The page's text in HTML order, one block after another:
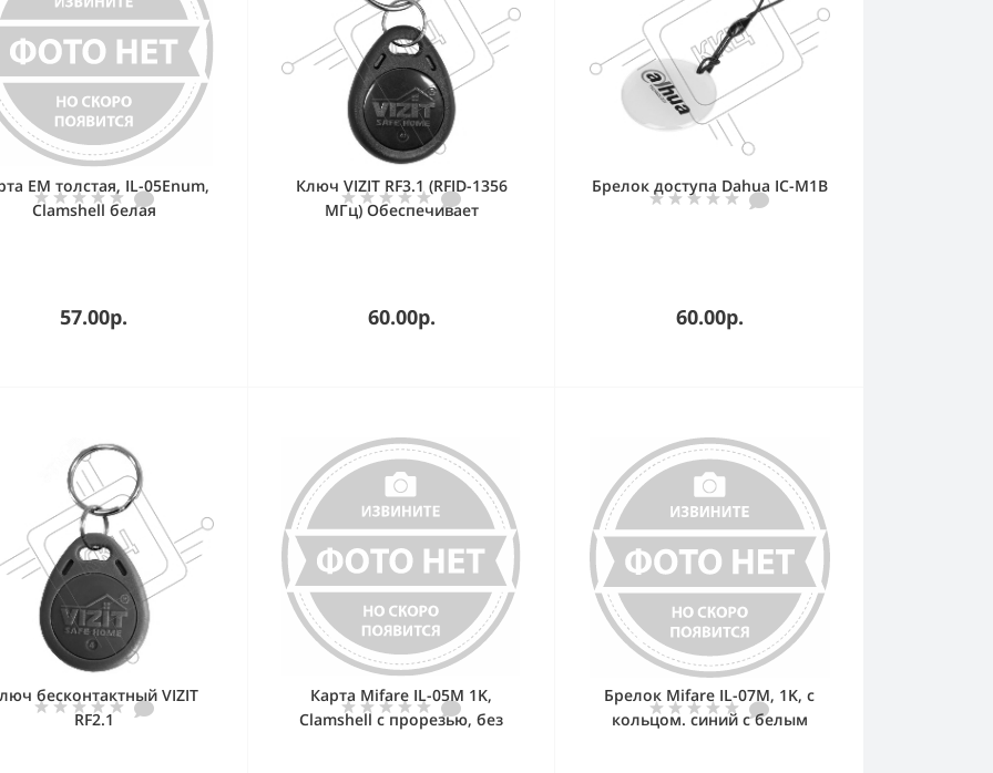
EM толстая, IL-05Enum,
Clamshell белая
57.00р.
Ключ VIZIT RF3.1 (RFID-1356
МГц) Обеспечивает
доступа
60.00р.
Брелок доступа Dahua IC-M1B
60.00р.
бесконтактный VIZIT
RF2.1
Карта Mifare IL-05M 1K,
Clamshell с прорезью, без
Брелок Mifare IL-07М, 1K, c
кольцом. синий с белым